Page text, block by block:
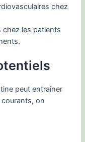
chez
chez les patients
peut entraîner
on